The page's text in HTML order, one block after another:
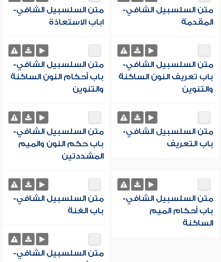
متن السلسبيل الشافي-
المقدمة
متن السلسبيل الشافي-
اباب الاستعاذة
متن السلسبيل الشافي-
باب تعريف النون الساكنة
والتنوين
متن السلسبيل الشافي-
باب أحكام النون الساكنة
والتنوين
متن السلسبيل الشافي-
باب التعريف
متن السلسبيل الشافي-
باب حكم النون والميم
المشددتين
متن السلسبيل الشافي-
باب أحكام الميم
الساكنة
متن السلسبيل الشافي-
باب الغنة
متن السلسبيل الشافي-